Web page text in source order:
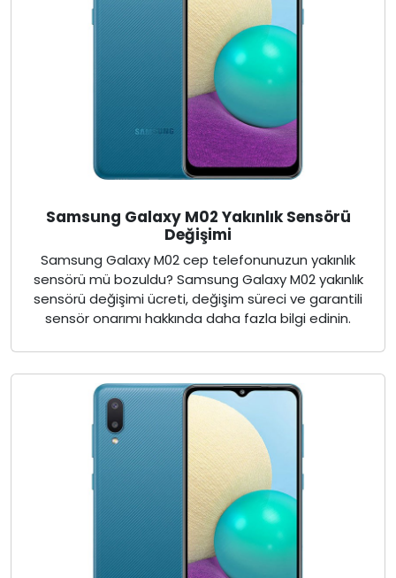
Samsung Galaxy M02 Yakınlık Sensörü
Değişimi
Samsung Galaxy M02 cep telefonunuzun yakınlık
sensörü mü bozuldu? Samsung Galaxy M02 yakınlık
sensörü değişimi ücreti, değişim süreci ve garantili
sensör onarımı hakkında daha fazla bilgi edinin.